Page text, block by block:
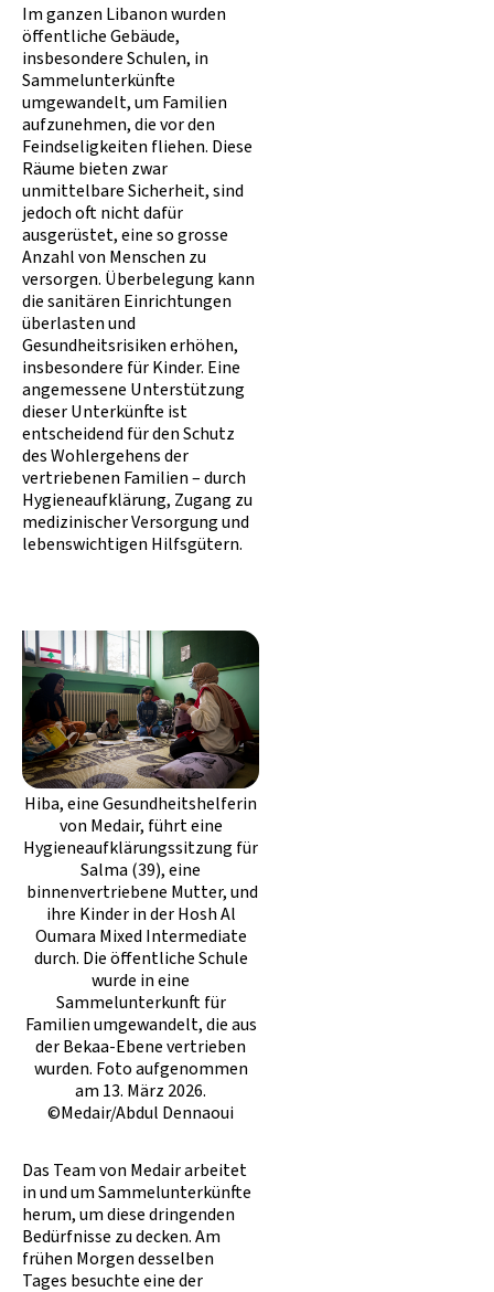
Im ganzen Libanon wurden
öffentliche Gebäude,
insbesondere Schulen, in
Sammelunterkünfte
umgewandelt, um Familien
aufzunehmen, die vor den
Feindseligkeiten fliehen. Diese
Räume bieten zwar
unmittelbare Sicherheit, sind
jedoch oft nicht dafür
ausgerüstet, eine so grosse
Anzahl von Menschen zu
versorgen. Überbelegung kann
die sanitären Einrichtungen
überlasten und
Gesundheitsrisiken erhöhen,
insbesondere für Kinder. Eine
angemessene Unterstützung
dieser Unterkünfte ist
entscheidend für den Schutz
des Wohlergehens der
vertriebenen Familien – durch
Hygieneaufklärung, Zugang zu
medizinischer Versorgung und
lebenswichtigen Hilfsgütern.
Hiba, eine Gesundheitshelferin
von Medair, führt eine
Hygieneaufklärungssitzung für
Salma (39), eine
binnenvertriebene Mutter, und
ihre Kinder in der Hosh Al
Oumara Mixed Intermediate
durch. Die öffentliche Schule
wurde in eine
Sammelunterkunft für
Familien umgewandelt, die aus
der Bekaa-Ebene vertrieben
wurden. Foto aufgenommen
am 13. März 2026.
©Medair/Abdul Dennaoui
Das Team von Medair arbeitet
in und um Sammelunterkünfte
herum, um diese dringenden
Bedürfnisse zu decken. Am
frühen Morgen desselben
Tages besuchte eine der